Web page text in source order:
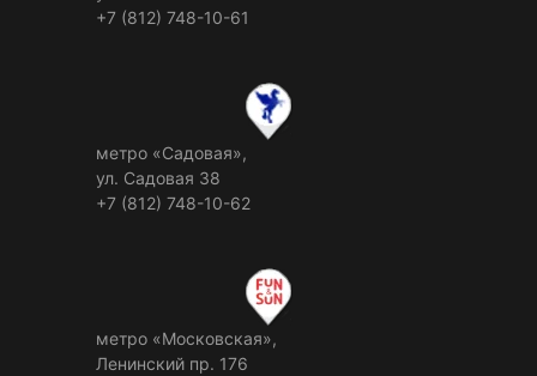
+7 (812) 748-10-61
метро «Садовая»,
ул. Садовая 38
+7 (812) 748-10-62
метро «Московская»,
Ленинский пр. 176